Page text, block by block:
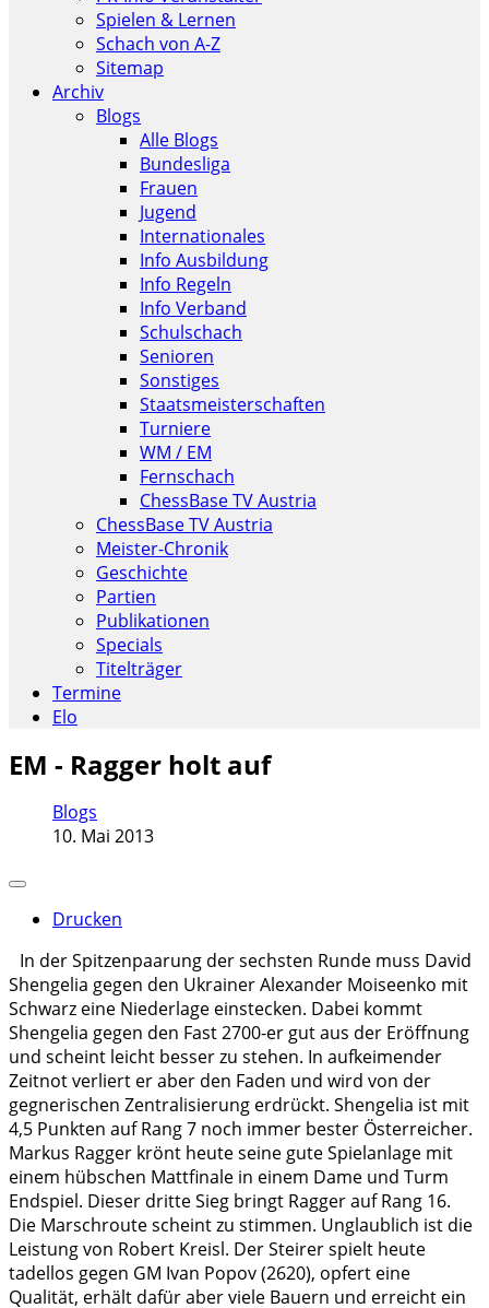
Spielen & Lernen
Schach von A-Z
Sitemap
Archiv
Blogs
Alle Blogs
Bundesliga
Frauen
Jugend
Internationales
Info Ausbildung
Info Regeln
Info Verband
Schulschach
Senioren
Sonstiges
Staatsmeisterschaften
Turniere
WM / EM
Fernschach
ChessBase TV Austria
ChessBase TV Austria
Meister-Chronik
Geschichte
Partien
Publikationen
Specials
Titelträger
Termine
Elo
EM - Ragger holt auf
Blogs
10. Mai 2013
Drucken
In der Spitzenpaarung der sechsten Runde muss David
Shengelia gegen den Ukrainer Alexander Moiseenko mit
Schwarz eine Niederlage einstecken. Dabei kommt
Shengelia gegen den Fast 2700-er gut aus der Eröffnung
und scheint leicht besser zu stehen. In aufkeimender
Zeitnot verliert er aber den Faden und wird von der
gegnerischen Zentralisierung erdrückt. Shengelia ist mit
4,5 Punkten auf Rang 7 noch immer bester Österreicher.
Markus Ragger krönt heute seine gute Spielanlage mit
einem hübschen Mattfinale in einem Dame und Turm
Endspiel. Dieser dritte Sieg bringt Ragger auf Rang 16.
Die Marschroute scheint zu stimmen. Unglaublich ist die
Leistung von Robert Kreisl. Der Steirer spielt heute
tadellos gegen GM Ivan Popov (2620), opfert eine
Qualität, erhält dafür aber viele Bauern und erreicht ein